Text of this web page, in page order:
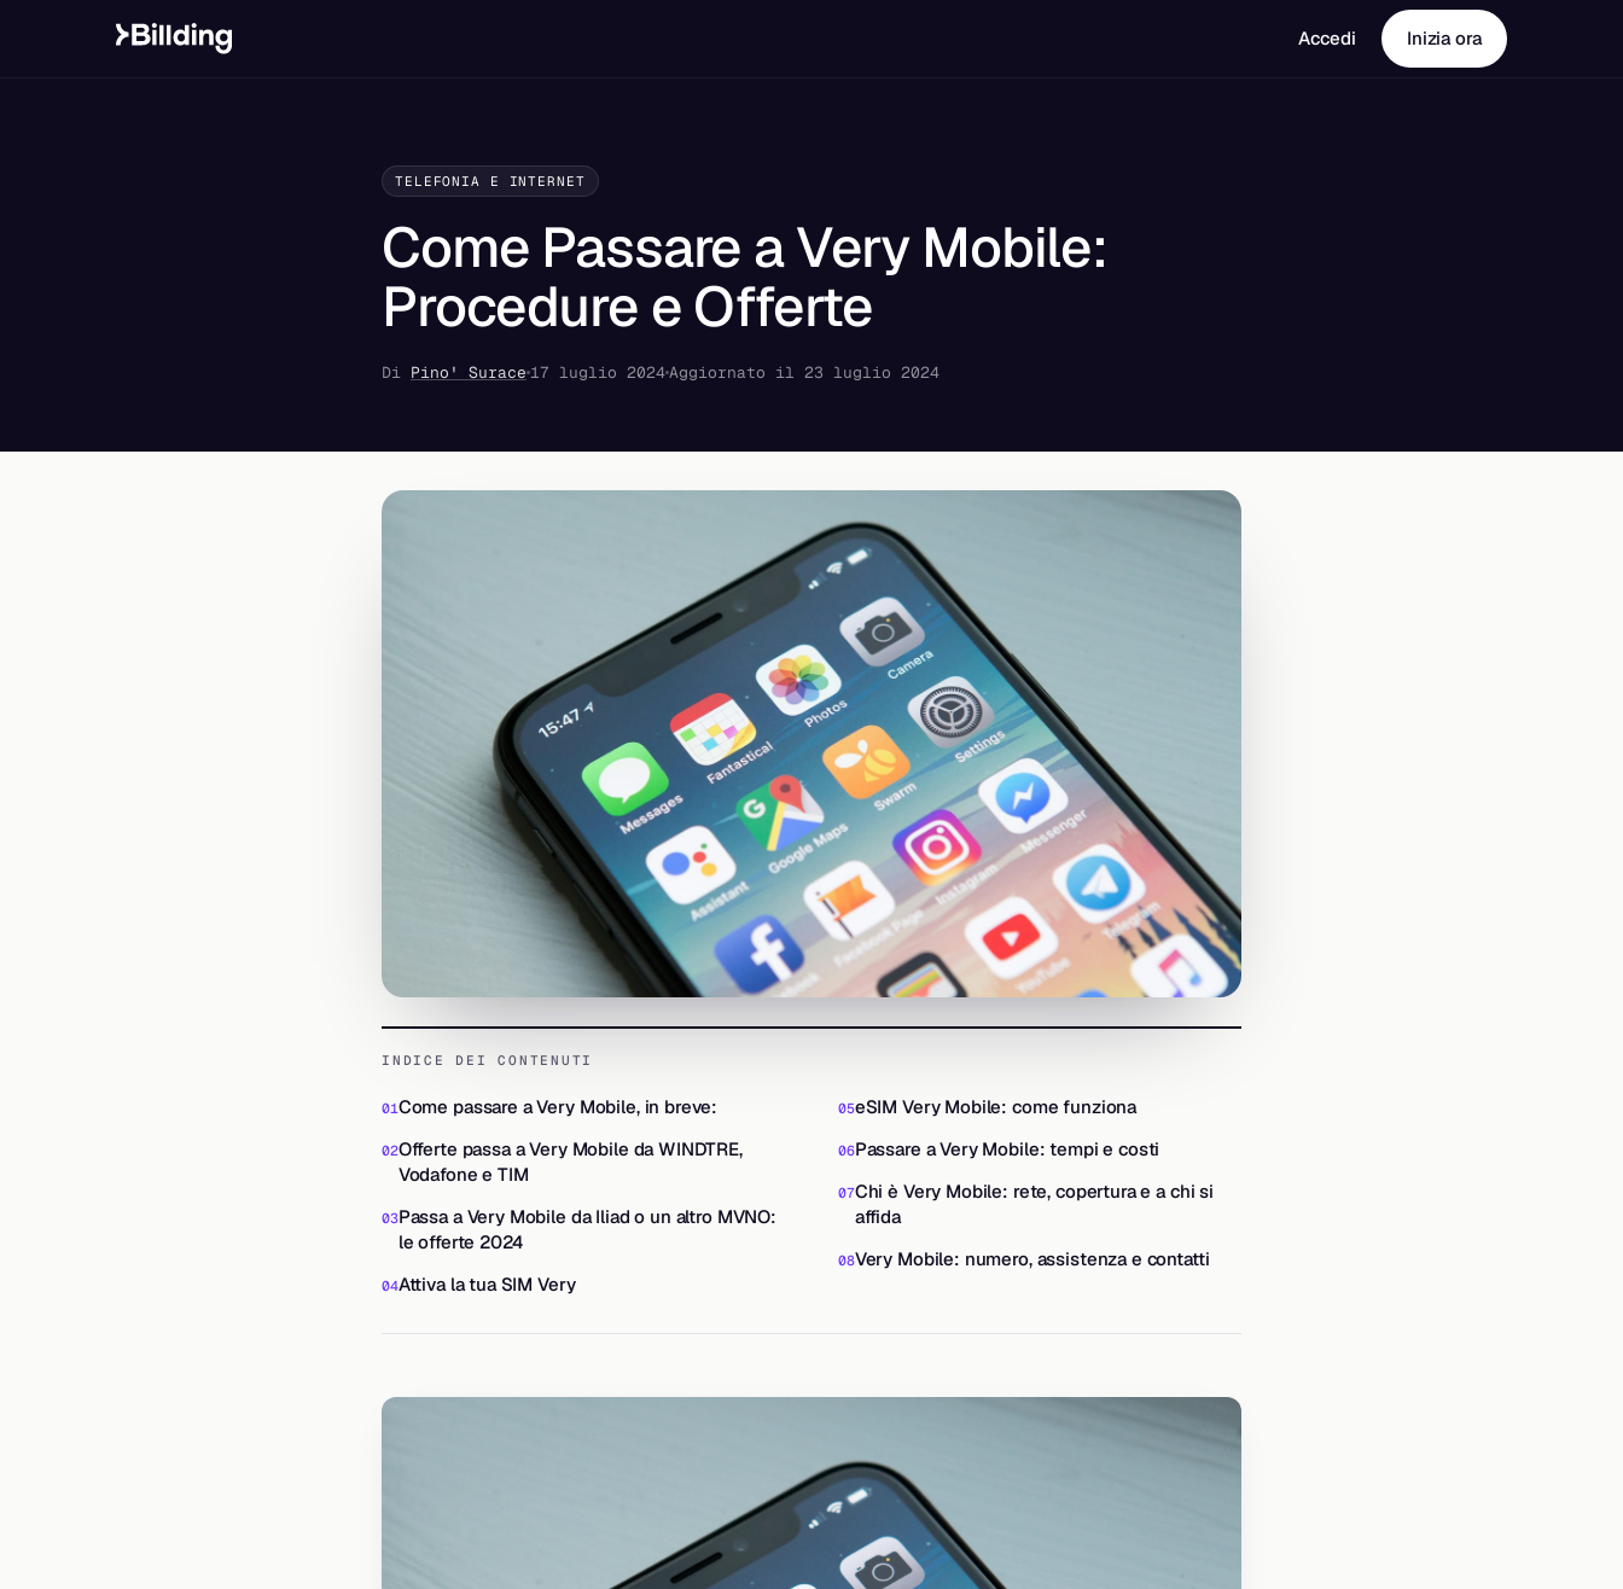
Accedi Inizia ora
TELEFONIA E INTERNET
Come Passare a Very Mobile:
Procedure e Offerte
Di Pino' Surace 17 luglio 2024Aggiornato il 23 luglio 2024
INDICE DEI CONTENUTI
Come passare a Very Mobile, in breve:
Offerte passa a Very Mobile da WINDTRE,
Vodafone e TIM
Passa a Very Mobile da Iliad o un altro MVNO:
le offerte 2024
Attiva la tua SIM Very
eSIM Very Mobile: come funziona
Passare a Very Mobile: tempi e costi
Chi è Very Mobile: rete, copertura e a chi si
affida
Very Mobile: numero, assistenza e contatti